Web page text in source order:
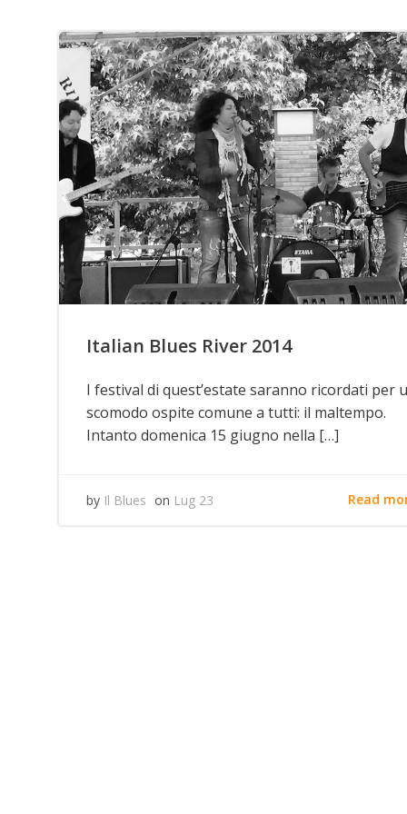
Italian Blues River 2014
I festival di quest’estate saranno ricordati per
scomodo ospite comune a tutti: il maltempo.
Intanto domenica 15 giugno nella […]
by Il Blues on Lug 23 Read